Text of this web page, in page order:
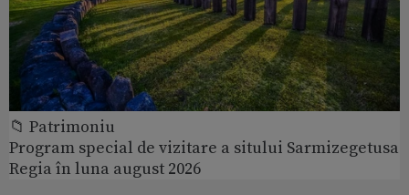
📁 Patrimoniu
Program special de vizitare a sitului Sarmizegetusa
Regia în luna august 2026